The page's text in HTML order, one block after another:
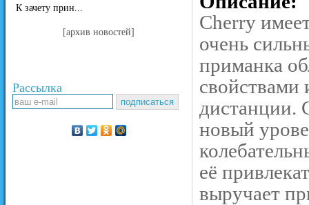
К зачету прин...
[архив новостей]
Рассылка
Cherry
очень
приманка
свойствами
дистанции.
новый
её
выручает